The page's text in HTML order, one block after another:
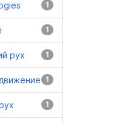
1
1
1
рух
1
1